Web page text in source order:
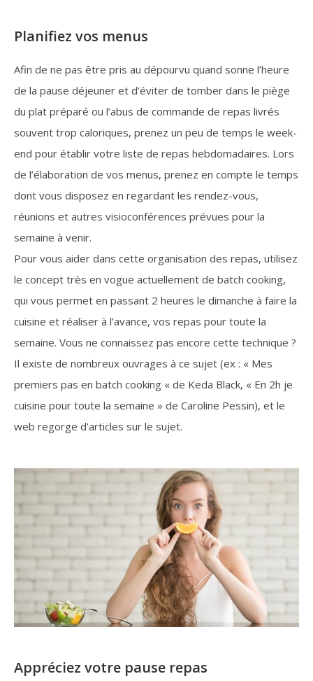
Planifiez vos menus
Afin de ne pas être pris au dépourvu quand sonne l’heure
de la pause déjeuner et d’éviter de tomber dans le piège
du plat préparé ou l’abus de commande de repas livrés
souvent trop caloriques, prenez un peu de temps le week-
end pour établir votre liste de repas hebdomadaires. Lors
de l’élaboration de vos menus, prenez en compte le temps
dont vous disposez en regardant les rendez-vous,
réunions et autres visioconférences prévues pour la
semaine à venir.
Pour vous aider dans cette organisation des repas, utilisez
le concept très en vogue actuellement de batch cooking,
qui vous permet en passant 2 heures le dimanche à faire la
cuisine et réaliser à l’avance, vos repas pour toute la
semaine. Vous ne connaissez pas encore cette technique ?
Il existe de nombreux ouvrages à ce sujet (ex : « Mes
premiers pas en batch cooking « de Keda Black, « En 2h je
cuisine pour toute la semaine » de Caroline Pessin), et le
web regorge d’articles sur le sujet.
Appréciez votre pause repas